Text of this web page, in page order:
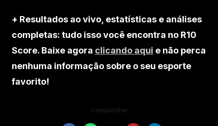
+ Resultados ao vivo, estatísticas e análises
completas: tudo isso você encontra no R10
Score. Baixe agora clicando aqui e não perca
nenhuma informação sobre o seu esporte
favorito!
Compartilhe!